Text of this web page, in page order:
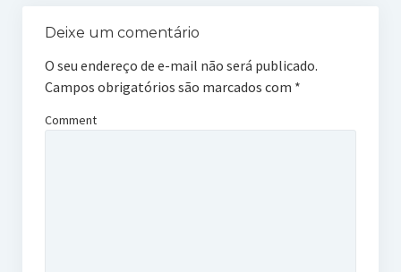
Deixe um comentário
O seu endereço de e-mail não será publicado.
Campos obrigatórios são marcados com *
Comment